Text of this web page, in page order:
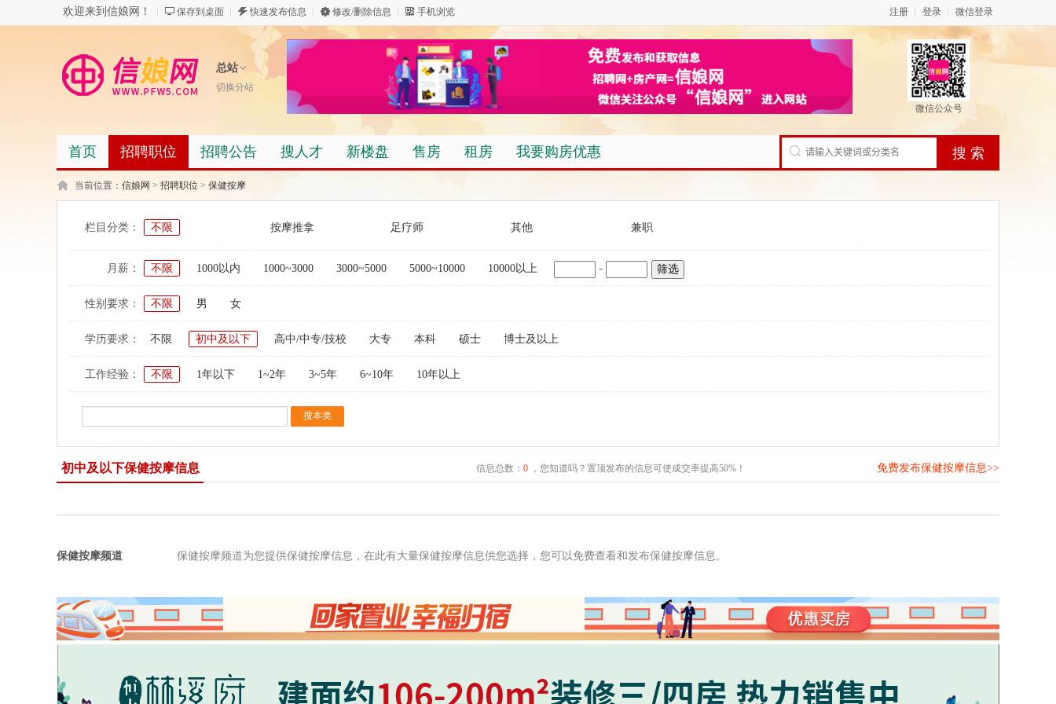
欢迎来到信娘网！ 保存到桌面 快速发布信息 修改/删除信息 手机浏览 微信登录
登录
注册
总站
切换分站
微信公众号
首页 招聘职位 招聘公告 搜人才 新楼盘 售房 租房 我要购房优惠
当前位置： 信娘网 > 招聘职位 > 保健按摩
栏目分类： 不限 按摩推拿 足疗师 其他 兼职
月薪： 不限 1000以内 1000~3000 3000~5000 5000~10000 10000以上 - 筛选
性别要求： 不限 男 女
学历要求： 不限 初中及以下 高中/中专/技校 大专 本科 硕士 博士及以上
工作经验： 不限 1年以下 1~2年 3~5年 6~10年 10年以上
初中及以下保健按摩信息 信息总数： 0，您知道吗？置顶发布的信息可使成交率提高50%！ 免费发布保健按摩信息>>
保健按摩频道 保健按摩频道为您提供保健按摩信息，在此有大量保健按摩信息供您选择，您可以免费查看和发布保健按摩信息。